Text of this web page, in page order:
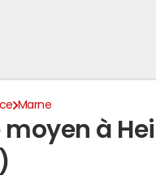
Marne
moyen à